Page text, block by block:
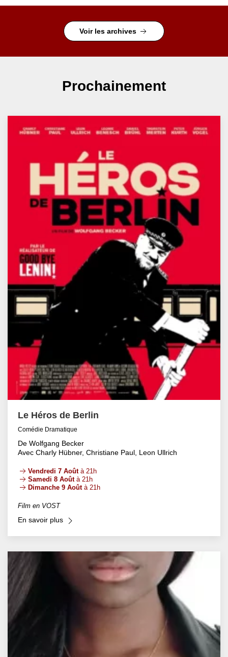
Voir les archives
Prochainement
Le Héros de Berlin
Comédie Dramatique
De Wolfgang Becker
Avec Charly Hübner, Christiane Paul, Leon Ullrich
Vendredi 7 Aoûtà 21h
Samedi 8 Aoûtà 21h
Dimanche 9 Aoûtà 21h
Film en VOST
En savoir plus